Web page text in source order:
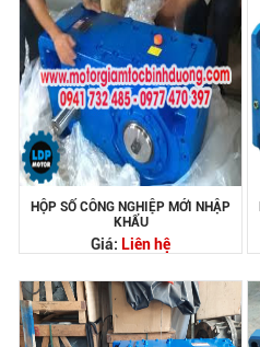
HỘP SỐ CÔNG NGHIỆP MỚI NHẬP
KHẨU
Giá: Liên hệ